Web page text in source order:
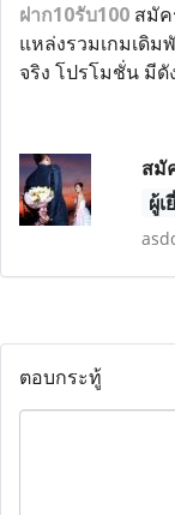
ฝาก10รับ100 สมั
แหล่งรวมเกมเดิ
จริง โปรโมชั่น มีดั
สมั
ผู้
ตอบกระทู้